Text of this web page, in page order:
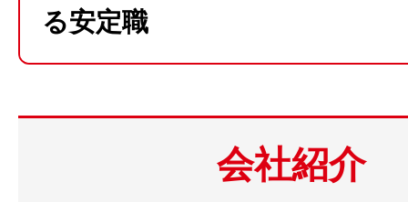
る安定職
会社紹介